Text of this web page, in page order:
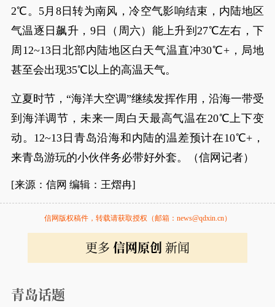
2℃。5月8日转为南风，冷空气影响结束，内陆地区
气温逐日飙升，9日（周六）能上升到27℃左右，下
周12~13日北部内陆地区白天气温直冲30℃+，局地
甚至会出现35℃以上的高温天气。
立夏时节，“海洋大空调”继续发挥作用，沿海一带受
到海洋调节，未来一周白天最高气温在20℃上下变
动。12~13日青岛沿海和内陆的温差预计在10℃+，
来青岛游玩的小伙伴务必带好外套。（信网记者）
[来源：信网 编辑：王熠冉]
信网版权稿件，转载请获取授权（邮箱：news@qdxin.cn）
更多 信网原创 新闻
青岛话题